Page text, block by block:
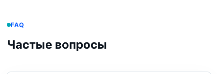
FAQ
Частые вопросы